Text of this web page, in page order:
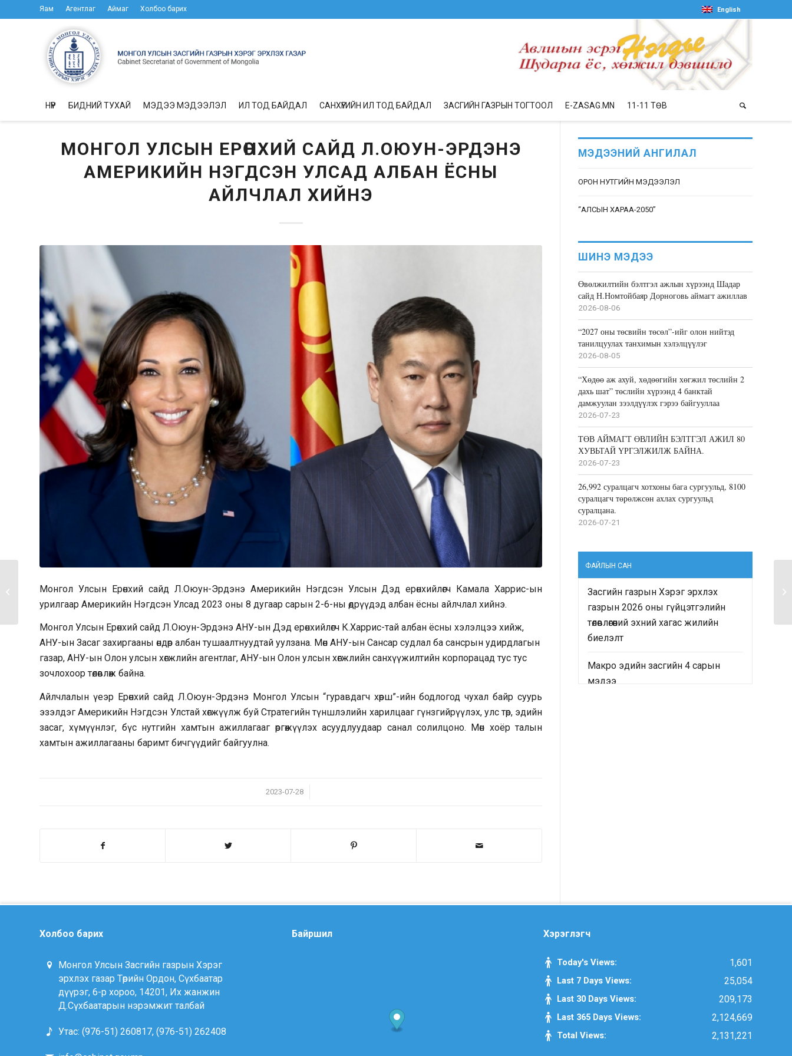
Яам Агентлаг Аймаг Холбоо барих English
НҮҮР БИДНИЙ ТУХАЙ МЭДЭЭ МЭДЭЭЛЭЛ ИЛ ТОД БАЙДАЛ САНХҮҮГИЙН ИЛ ТОД БАЙДАЛ ЗАСГИЙН ГАЗРЫН ТОГТООЛ E-ZASAG.MN 11-11 ТӨВ
МОНГОЛ УЛСЫН ЕРӨНХИЙ САЙД Л.ОЮУН-ЭРДЭНЭ
АМЕРИКИЙН НЭГДСЭН УЛСАД АЛБАН ЁСНЫ
АЙЛЧЛАЛ ХИЙНЭ
Монгол Улсын Ерөнхий сайд Л.Оюун-Эрдэнэ Америкийн Нэгдсэн Улсын Дэд ерөнхийлөгч Камала Харрис-ын
урилгаар Америкийн Нэгдсэн Улсад 2023 оны 8 дугаар сарын 2-6-ны өдрүүдэд албан ёсны айлчлал хийнэ.
Монгол Улсын Ерөнхий сайд Л.Оюун-Эрдэнэ АНУ-ын Дэд ерөнхийлөгч К.Харрис-тай албан ёсны хэлэлцээ хийж,
АНУ-ын Засаг захиргааны өндөр албан тушаалтнуудтай уулзана. Мөн АНУ-ын Сансар судлал ба сансрын удирдлагын
газар, АНУ-ын Олон улсын хөгжлийн агентлаг, АНУ-ын Олон улсын хөгжлийн санхүүжилтийн корпорацад тус тус
зочлохоор төлөвлөж байна.
Айлчлалын үеэр Ерөнхий сайд Л.Оюун-Эрдэнэ Монгол Улсын “гуравдагч хөрш”-ийн бодлогод чухал байр суурь
эзэлдэг Америкийн Нэгдсэн Улстай хөгжүүлж буй Стратегийн түншлэлийн харилцааг гүнзгийрүүлэх, улс төр, эдийн
засаг, хүмүүнлэг, бүс нутгийн хамтын ажиллагааг өргөжүүлэх асуудлуудаар санал солилцоно. Мөн хоёр талын
хамтын ажиллагааны баримт бичгүүдийг байгуулна.
2023-07-28
/
МЭДЭЭНИЙ АНГИЛАЛ
ОРОН НУТГИЙН МЭДЭЭЛЭЛ
“АЛСЫН ХАРАА-2050”
ШИНЭ МЭДЭЭ
Өвөлжилтийн бэлтгэл ажлын хүрээнд Шадар
сайд Н.Номтойбаяр Дорноговь аймагт ажиллав
2026-08-06
“2027 оны төсвийн төсөл”-ийг олон нийтэд
танилцуулах танхимын хэлэлцүүлэг
2026-08-05
“Хөдөө аж ахуй, хөдөөгийн хөгжил төслийн 2
дахь шат” төслийн хүрээнд 4 банктай
дамжуулан зээлдүүлэх гэрээ байгууллаа
2026-07-23
ТӨВ АЙМАГТ ӨВЛИЙН БЭЛТГЭЛ АЖИЛ 80
ХУВЬТАЙ ҮРГЭЛЖИЛЖ БАЙНА.
2026-07-23
26,992 суралцагч хотхоны бага сургуульд, 8100
суралцагч төрөлжсөн ахлах сургуульд
суралцана.
2026-07-21
ФАЙЛЫН САН
Засгийн газрын Хэрэг эрхлэх
газрын 2026 оны гүйцэтгэлийн
төлөвлөгөөний эхний хагас жилийн
биелэлт
Макро эдийн засгийн 4 сарын
мэдээ
Засгийн газрын Хэрэг эрхлэх
гүйцэтгэлийн төлөвлөгөөний биелэлт
Засгийн газрын Хэрэг эрхлэх
газрын 2025 оны гүйцэтгэлийн
төлөвлөгөөний биелэлтэд хяналт-
шинжилгээ хийсэн тайлан
Холбоо барих
Монгол Улсын Засгийн газрын Хэрэг
эрхлэх газар Төрийн Ордон, Сүхбаатар
дүүрэг, 6-р хороо, 14201, Их жанжин
Д.Сүхбаатарын нэрэмжит талбай
Утас: (976-51) 260817, (976-51) 262408
Байршил Хэрэглэгч
Today's Views: 1,601
Last 7 Days Views: 25,054
Last 30 Days Views: 209,173
Last 365 Days Views: 2,124,669
Total Views: 2,131,221
С.Амарсайхан аймгийн
Засаг дарга...